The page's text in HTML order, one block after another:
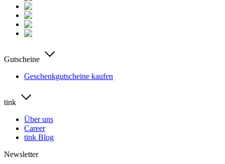
Gutscheine
Geschenkgutscheine kaufen
tink
Über uns
Career
tink Blog
Newsletter